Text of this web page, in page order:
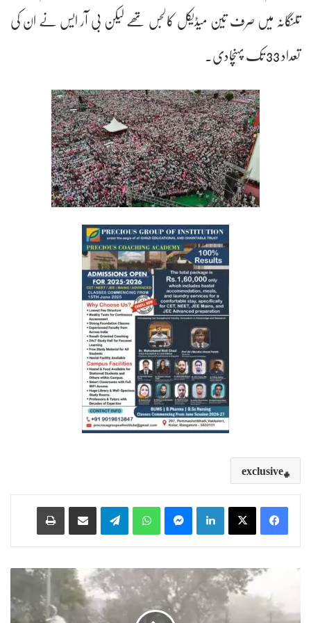
تلنگانہ میں صرف تین میڈیکل کالجس تھے لیکن بی آر ایس نے ان کی
تعداد 33 تک پہنچادی۔
exclusive
LinkedIn
WhatsApp
Telegram
ن